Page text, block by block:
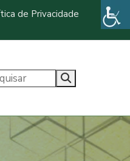
de Privacidade